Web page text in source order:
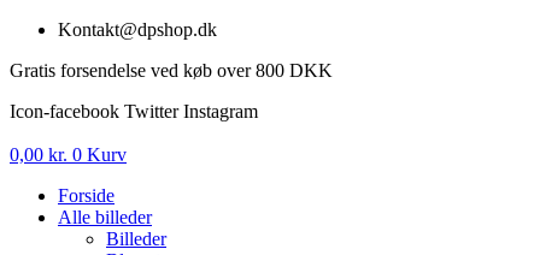
Videre
indhold
Kontakt@dpshop.dk
Gratis forsendelse ved køb over 800 DKK
Icon-facebook Twitter Instagram
0,00 kr. 0 Kurv
Forside
Alle billeder
Billeder